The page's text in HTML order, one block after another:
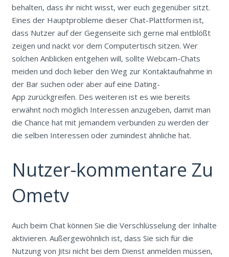
behalten, dass ihr nicht wisst, wer euch gegenüber sitzt.
Eines der Hauptprobleme dieser Chat-Plattformen ist,
dass Nutzer auf der Gegenseite sich gerne mal entblößt
zeigen und nackt vor dem Computertisch sitzen. Wer
solchen Anblicken entgehen will, sollte Webcam-Chats
meiden und doch lieber den Weg zur Kontaktaufnahme in
der Bar suchen oder aber auf eine Dating-
App zurückgreifen. Des weiteren ist es wie bereits
erwähnt noch möglich Interessen anzugeben, damit man
die Chance hat mit jemandem verbunden zu werden der
die selben Interessen oder zumindest ähnliche hat.
Nutzer-kommentare Zu
Ometv
Auch beim Chat können Sie die Verschlüsselung der Inhalte
aktivieren. Außergewöhnlich ist, dass Sie sich für die
Nutzung von Jitsi nicht bei dem Dienst anmelden müssen,